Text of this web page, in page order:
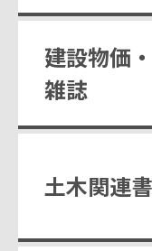
建設物価
雑誌
土木関連